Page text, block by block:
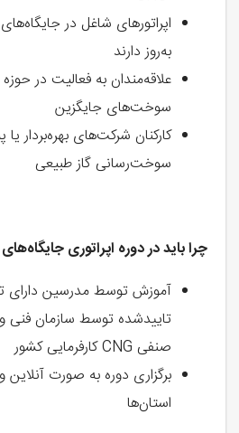
به‌روز دارند
علاقه‌مندان به فعالیت در
سوخت‌های جایگزین
کارکنان شرکت‌های بهره‌بردار یا
سوخت‌رسانی گاز طبیعی
چرا باید در دوره اپراتوری جایگاه‌های
آموزش توسط مدرسین دارای
تاییدشده توسط سازمان فنی
صنفی CNG کارفرمایی کشور
برگزاری دوره به صورت
استان‌ها